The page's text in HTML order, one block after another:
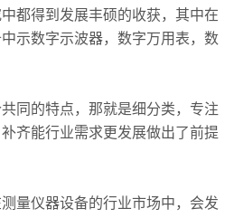
都得到发展丰硕的收获，其中在
示数字示波器，数字万用表，数
的特点，那就是细分类，专注
齐能行业需求更发展做出了前提
仪器设备的行业市场中，会发